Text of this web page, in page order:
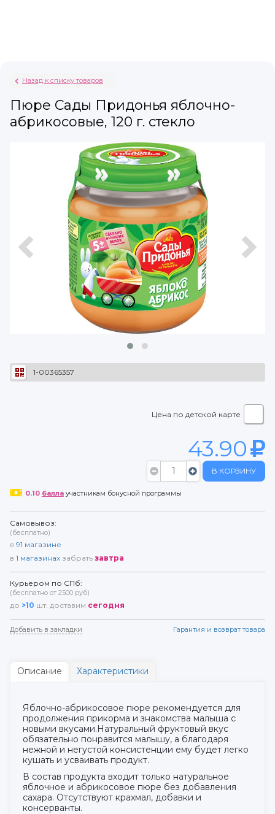
Назад к списку товаров
Пюре Сады Придонья яблочно-
абрикосовые, 120 г. стекло
1-00365357
Цена по детской карте
43.90
В КОРЗИНУ
0.10 баллаучастникам бонусной программы
Самовывоз:
(бесплатно)
в 91 магазине
в 1 магазинах забрать завтра
Курьером по СПб:
(бесплатно от 2500 руб)
до >10 шт. доставим сегодня
Добавить в закладки Гарантия и возврат товара
Описание Характеристики
Яблочно-абрикосовое пюре рекомендуется для
продолжения прикорма и знакомства малыша с
новыми вкусами.Натуральный фруктовый вкус
обязательно понравится малышу, а благодаря
нежной и негустой консистенции ему будет легко
кушать и усваивать продукт.
В состав продукта входит только натуральное
яблочное и абрикосовое пюре без добавления
сахара. Отсутствуют крахмал, добавки и
консерванты.